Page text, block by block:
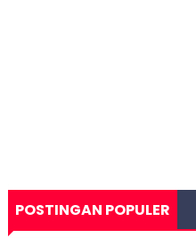
POSTINGAN POPULER